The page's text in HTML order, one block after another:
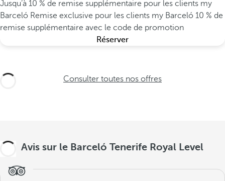
Jusqu’à 10 % de remise supplémentaire pour les clients my
Barceló Remise exclusive pour les clients my Barceló 10 % de
remise supplémentaire avec le code de promotion
Réserver
Consulter toutes nos offres
Avis sur le Barceló Tenerife Royal Level